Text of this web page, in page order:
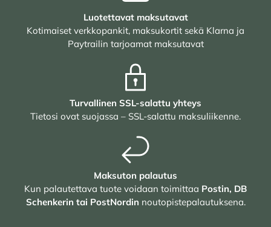
Luotettavat maksutavat
Kotimaiset verkkopankit, maksukortit sekä Klarna ja
Paytrailin tarjoamat maksutavat
Turvallinen SSL-salattu yhteys
Tietosi ovat suojassa – SSL-salattu maksuliikenne.
Maksuton palautus
Kun palautettava tuote voidaan toimittaa Postin, DB
Schenkerin tai PostNordin noutopistepalautuksena.